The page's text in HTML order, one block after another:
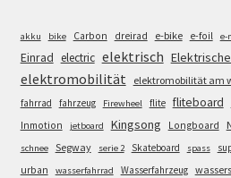
akku bike Carbon dreirad e-bike e-foil e-
Einrad electric elektrisch
elektromobilität elektromobilität am
fahrrad
fahrzeug Firewheel flite fliteboard
Inmotion jetboard Kingsong Longboard
schnee Segway serie 2 Skateboard spass
urban wasserfahrrad Wasserfahrzeug